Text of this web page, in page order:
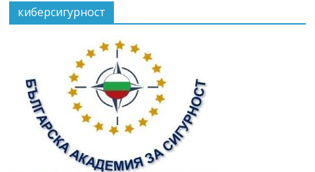
киберсигурност